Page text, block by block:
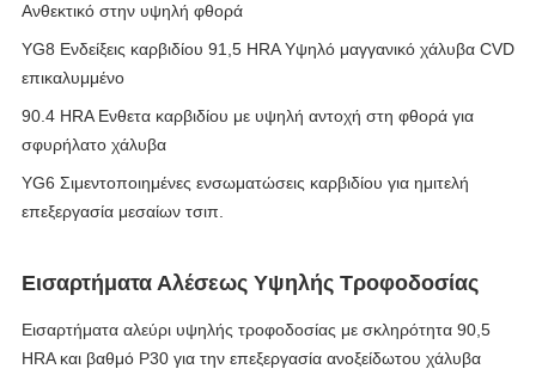
Ανθεκτικό στην υψηλή φθορά
YG8 Ενδείξεις καρβιδίου 91,5 HRA Υψηλό μαγγανικό χάλυβα CVD
επικαλυμμένο
90.4 HRA Ενθετα καρβιδίου με υψηλή αντοχή στη φθορά για
σφυρήλατο χάλυβα
YG6 Σιμεντοποιημένες ενσωματώσεις καρβιδίου για ημιτελή
επεξεργασία μεσαίων τσιπ.
Εισαρτήματα Αλέσεως Υψηλής Τροφοδοσίας
Εισαρτήματα αλεύρι υψηλής τροφοδοσίας με σκληρότητα 90,5
HRA και βαθμό P30 για την επεξεργασία ανοξείδωτου χάλυβα